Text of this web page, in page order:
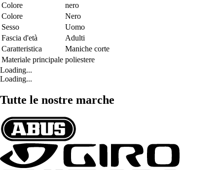
Colore
nero
Colore
Nero
Sesso
Uomo
Fascia d'età
Adulti
Caratteristica
Maniche corte
Materiale principale poliestere
Loading...
Loading...
Tutte le nostre marche